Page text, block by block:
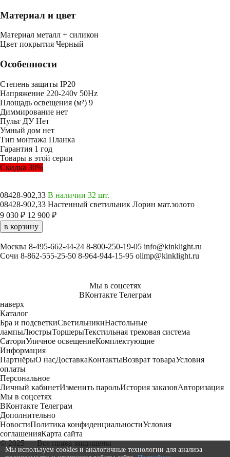
Материал и цвет
Mатериал металл + силикон
Цвет покрытия Черный
Особенности
Степень защиты IP20
Напряжение 220-240v 50Hz
Площадь освещения (м²) 9
Диммирование нет
Пульт ДУНет
Умный дом нет
Тип монтажа Планка
Гарантия 1 год
Товары в этой серии
Скидка 30%
08428-902,33 В наличии 32 шт.
08428-902,33 Настенный светильник Лорин мат.золото
9 030 ₽ 12 900 ₽
в корзину
Москва 8-495-662-44-24 8-800-250-19-05 info@kinklight.ru
Сочи 8-862-555-25-50 8-964-944-15-95 olimp@kinklight.ru
Мы в соцсетях
ВКонтакте Телеграм
наверх
Каталог
Бра и подсветкиСветильникиНастольные
лампыЛюстрыТоршерыТекстильная трековая система
СаториУличное освещениеКомплектующие
Информация
ПартнёрыО насДоставкаКонтактыВозврат товараУсловия
оплаты
Персональное
Личный кабинетИзменить парольИстория заказовАвторизация
Мы в соцсетях
ВКонтакте Телеграм
Дополнительно
НовостиПолитика конфиденциальностиУсловия
соглашенияКарта сайта
© 2025 — Все права защищены
Мы используем cookies и аналогичные технологии для анализа